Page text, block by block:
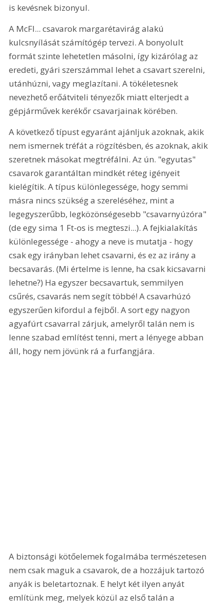
is kevésnek bizonyul.
A McFl... csavarok margarétavirág alakú
kulcsnyílását számítógép tervezi. A bonyolult
formát szinte lehetetlen másolni, így kizárólag az
eredeti, gyári szerszámmal lehet a csavart szerelni,
utánhúzni, vagy meglazítani. A tökéletesnek
nevezhető erőátviteli tényezők miatt elterjedt a
gépjárművek kerékőr csavarjainak körében.
A következő típust egyaránt ajánljuk azoknak, akik
nem ismernek tréfát a rögzítésben, és azoknak, akik
szeretnek másokat megtréfálni. Az ún. "egyutas"
csavarok garantáltan mindkét réteg igényeit
kielégítik. A típus különlegessége, hogy semmi
másra nincs szükség a szereléséhez, mint a
legegyszerűbb, legközönségesebb "csavarnyúzóra"
(de egy sima 1 Ft-os is megteszi...). A fejkialakítás
különlegessége - ahogy a neve is mutatja - hogy
csak egy irányban lehet csavarni, és ez az irány a
becsavarás. (Mi értelme is lenne, ha csak kicsavarni
lehetne?) Ha egyszer becsavartuk, semmilyen
csűrés, csavarás nem segít többé! A csavarhúzó
egyszerűen kifordul a fejből. A sort egy nagyon
agyafúrt csavarral zárjuk, amelyről talán nem is
lenne szabad említést tenni, mert a lényege abban
áll, hogy nem jövünk rá a furfangjára.
A biztonsági kötőelemek fogalmába természetesen
nem csak maguk a csavarok, de a hozzájuk tartozó
anyák is beletartoznak. E helyt két ilyen anyát
említünk meg, melyek közül az első talán a